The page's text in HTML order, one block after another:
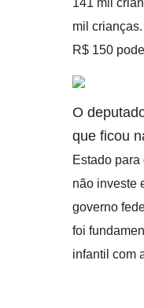
141 mil
mil
R$ 150
O
que ficou
Estado
não investe
governo
foi
infantil com